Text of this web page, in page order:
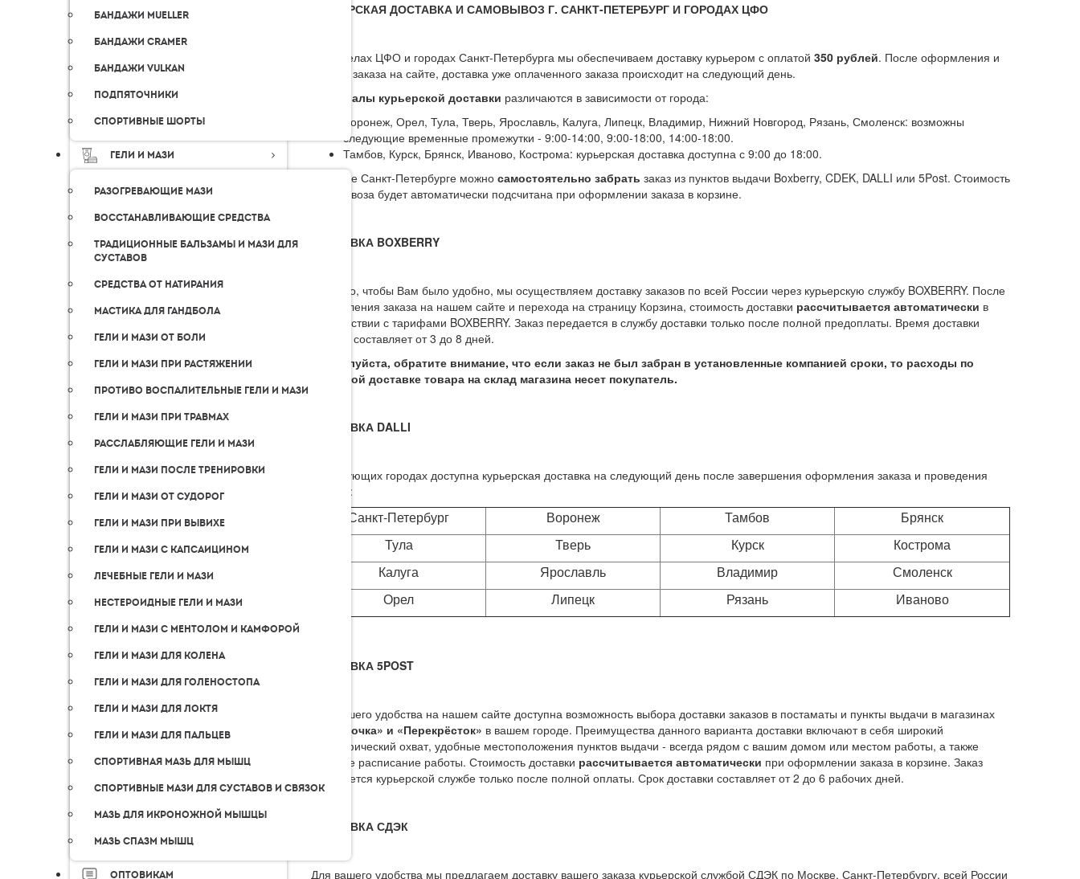
КУРЬЕРСКАЯ ДОСТАВКА И САМОВЫВОЗ Г. САНКТ-ПЕТЕРБУРГ И ГОРОДАХ ЦФО
В пределах ЦФО и городах Санкт-Петербурга мы обеспечиваем доставку курьером с оплатой 350 рублей. После оформления и
оплаты заказа на сайте, доставка уже оплаченного заказа происходит на следующий день.
Интервалы курьерской доставки различаются в зависимости от города:
Воронеж, Орел, Тула, Тверь, Ярославль, Калуга, Липецк, Владимир, Нижний Новгород, Рязань, Смоленск: возможны
следующие временные промежутки - 9:00-14:00, 9:00-18:00, 14:00-18:00.
Тамбов, Курск, Брянск, Иваново, Кострома: курьерская доставка доступна с 9:00 до 18:00.
В городе Санкт-Петербурге можно самостоятельно забрать заказ из пунктов выдачи Boxberry, CDEK, DALLI или 5Post. Стоимость
самовывоза будет автоматически подсчитана при оформлении заказа в корзине.
ДОСТАВКА BOXBERRY
Для того, чтобы Вам было удобно, мы осуществляем доставку заказов по всей России через курьерскую службу BOXBERRY. После
оформления заказа на нашем сайте и перехода на страницу Корзина, стоимость доставки рассчитывается автоматически в
соответствии с тарифами BOXBERRY. Заказ передается в службу доставки только после полной предоплаты. Время доставки
обычно составляет от 3 до 8 дней.
! Пожалуйста, обратите внимание, что если заказ не был забран в установленные компанией сроки, то расходы по
обратной доставке товара на склад магазина несет покупатель.
ДОСТАВКА DALLI
В следующих городах доступна курьерская доставка на следующий день после завершения оформления заказа и проведения
оплаты:
Санкт-Петербург Воронеж Тамбов
Брянск
Тула
Тверь Курск
Кострома
Калуга
Ярославль Владимир
Смоленск
Орел
Липецк Рязань Иваново
ДОСТАВКА 5POST
Для вашего удобства на нашем сайте доступна возможность выбора доставки заказов в постаматы и пункты выдачи в магазинах
«Пятёрочка» и «Перекрёсток» в вашем городе. Преимущества данного варианта доставки включают в себя широкий
географический охват, удобные местоположения пунктов выдачи - всегда рядом с вашим домом или местом работы, а также
удобное расписание работы. Стоимость доставки рассчитывается автоматически при оформлении заказа в корзине. Заказ
передается курьерской службе только после полной оплаты. Срок доставки составляет от 2 до 6 рабочих дней.
ДОСТАВКА СДЭК
Для вашего удобства мы предлагаем доставку вашего заказа курьерской службой СДЭК по Москве, Санкт-Петербургу, всей России
Бандажи Mueller
Бандажи Cramer
Бандажи Vulkan
Подпяточники
Спортивные шорты
Гели и мази
Разогревающие мази
Восстанавливающие средства
Традиционные бальзамы и мази для
суставов
Средства от натирания
Мастика для гандбола
Гели и мази от боли
Гели и мази при растяжении
Противо воспалительные гели и мази
Гели и мази при травмах
Расслабляющие гели и мази
Гели и мази после тренировки
Гели и мази от судорог
Гели и мази при вывихе
Гели и мази с капсаицином
Лечебные гели и мази
Нестероидные гели и мази
Гели и мази с ментолом и камфорой
Гели и мази для колена
Гели и мази для голеностопа
Гели и мази для локтя
Гели и мази для пальцев
Спортивная мазь для мышц
Спортивные мази для суставов и связок
Мазь для икроножной мышцы
Мазь спазм мышц
Оптовикам